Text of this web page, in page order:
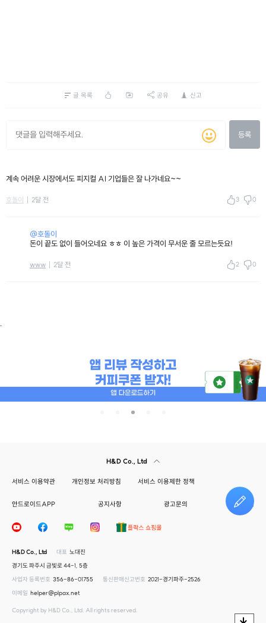
글 목록 공유 신고
등록
계속 어려운 시장에서도 피지컬 AI 기업들은 잘 나가네요~~
호돌이 2달 전 3 0
@호돌이
돈이 끝도 없이 들어오네요 ㅎㅎ 이 높은 가격이 무서운 줄 모르는듯요!
www 2달 전 2 0
.
H&D Co., Ltd
서비스 이용약관 개인정보 처리방침 서비스 이용제한 정책
안드로이드APP 공지사항 광고문의 건의하기
H&D Co., Ltd 대표 노대진
경기도 파주시 금빛로 44-1, 5층
사업자 등록번호 356-86-01755 통신판매신고번호 2021-경기파주-2526
이메일 helper@plpax.net
Copyright by H&D Co., Ltd. All rights reserved.